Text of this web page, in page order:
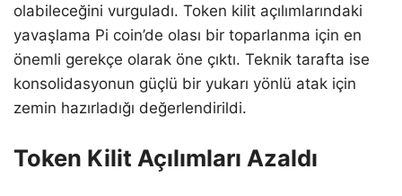
olabileceğini vurguladı. Token kilit açılımlarındaki
yavaşlama Pi coin’de olası bir toparlanma için en
önemli gerekçe olarak öne çıktı. Teknik tarafta ise
konsolidasyonun güçlü bir yukarı yönlü atak için
zemin hazırladığı değerlendirildi.
Token Kilit Açılımları Azaldı